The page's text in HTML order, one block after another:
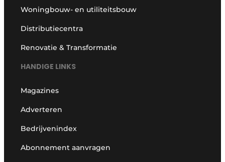
Woningbouw- en utiliteitsbouw
Distributiecentra
Renovatie & Transformatie
HANDIGE LINKS
Magazines
Adverteren
Bedrijvenindex
Abonnement aanvragen